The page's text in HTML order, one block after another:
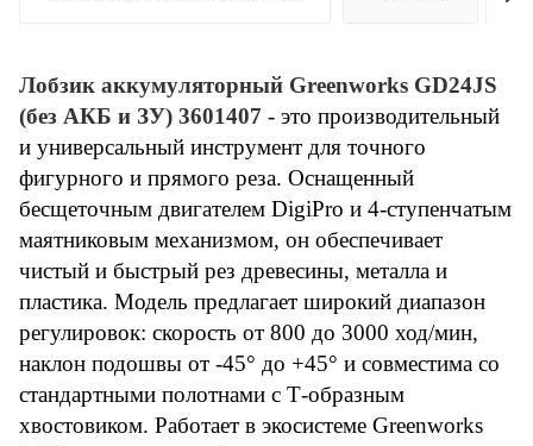
Лобзик аккумуляторный Greenworks GD24JS
(без АКБ и ЗУ) 3601407 - это производительный
и универсальный инструмент для точного
фигурного и прямого реза. Оснащенный
бесщеточным двигателем DigiPro и 4-ступенчатым
маятниковым механизмом, он обеспечивает
чистый и быстрый рез древесины, металла и
пластика. Модель предлагает широкий диапазон
регулировок: скорость от 800 до 3000 ход/мин,
наклон подошвы от -45° до +45° и совместима со
стандартными полотнами с Т-образным
хвостовиком. Работает в экосистеме Greenworks